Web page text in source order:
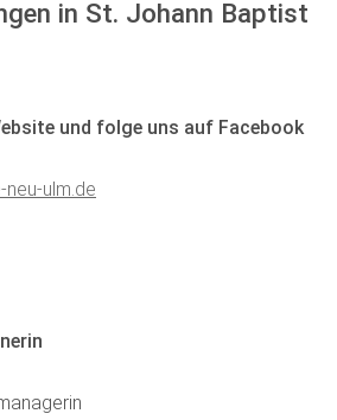
in St. Johann Baptist
und folge uns auf Facebook
ulm.de